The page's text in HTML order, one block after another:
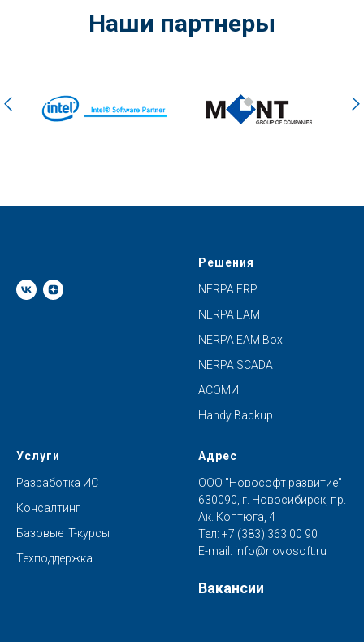
Наши партнеры
Решения
NERPA ERP
NERPA EAM
NERPA EAM Box
NERPA SCADA
АСОМИ
Handy Backup
Услуги
Разработка ИС
Консалтинг
Базовые IT-курсы
Техподдержка
Адрес
ООО "Новософт развитие"
630090, г. Новосибирск, пр.
Ак. Коптюга, 4
Тел: +7 (383) 363 00 90
E-mail: info@novosoft.ru
Вакансии